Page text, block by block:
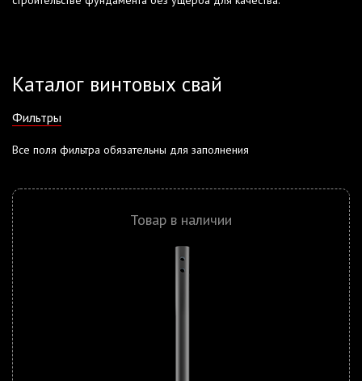
Каталог винтовых свай
Фильтры
Все поля фильтра обязательны для заполнения
Товар в наличии